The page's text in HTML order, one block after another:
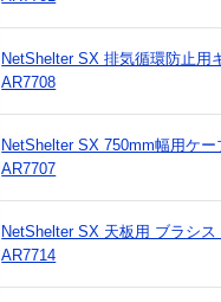
NetShelter SX 排気循環防止用
AR7708
NetShelter SX 750mm幅用ケー
AR7707
NetShelter SX 天板用 ブラシス
AR7714